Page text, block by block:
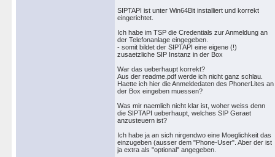
SIPTAPI ist unter Win64Bit installiert und korrekt
eingerichtet.
Ich habe im TSP die Credentials zur Anmeldung an
der Telefonanlage eingegeben.
- somit bildet der SIPTAPI eine eigene (!)
zusaetzliche SIP Instanz in der Box
War das ueberhaupt korrekt?
Aus der readme.pdf werde ich nicht ganz schlau.
Haette ich hier die Anmeldedaten des PhonerLites an
der Box eingeben muessen?
Was mir naemlich nicht klar ist, woher weiss denn
die SIPTAPI ueberhaupt, welches SIP Geraet
anzusteuern ist?
Ich habe ja an sich nirgendwo eine Moeglichkeit das
einzugeben (ausser dem "Phone-User". Aber der ist
ja extra als "optional" angegeben.